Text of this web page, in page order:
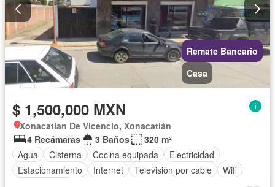
Remate Bancario
Casa
$ 1,500,000 MXN
Xonacatlan De Vicencio, Xonacatlán
4 Recámaras
3 Baños
320 m²
Agua
Cisterna Cocina equipada
Electricidad
Estacionamiento
Internet Televisión por cable
Wifi